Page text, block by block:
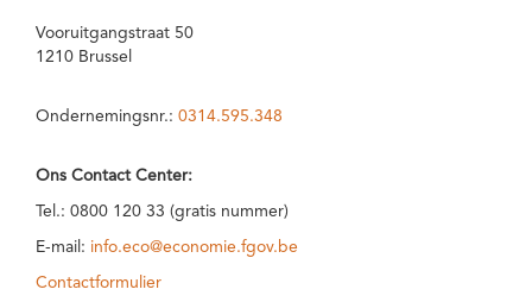
Vooruitgangstraat 50
1210 Brussel
Ondernemingsnr.: 0314.595.348
Ons Contact Center:
Tel.: 0800 120 33 (gratis nummer)
E-mail: info.eco@economie.fgov.be
Contactformulier